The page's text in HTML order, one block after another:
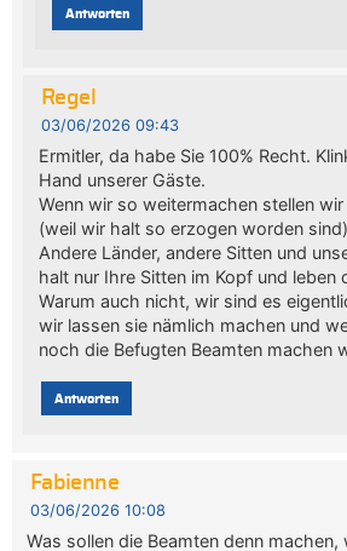
Antworten
Regel
03/06/2026 09:43
Ermitler, da habe Sie 100% Recht.
Hand unserer Gäste.
Wenn wir so weitermachen stellen
(weil wir halt so erzogen worden
Andere Länder, andere Sitten und
halt nur Ihre Sitten im Kopf und leben
Warum auch nicht, wir sind es
wir lassen sie nämlich machen und
noch die Befugten Beamten machen
Antworten
Fabienne
03/06/2026 10:08
Was sollen die Beamten denn machen,